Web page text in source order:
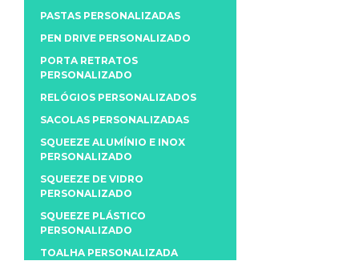
PASTAS PERSONALIZADAS
PEN DRIVE PERSONALIZADO
PORTA RETRATOS
PERSONALIZADO
RELÓGIOS PERSONALIZADOS
SACOLAS PERSONALIZADAS
SQUEEZE ALUMÍNIO E INOX
PERSONALIZADO
SQUEEZE DE VIDRO
PERSONALIZADO
SQUEEZE PLÁSTICO
PERSONALIZADO
TOALHA PERSONALIZADA